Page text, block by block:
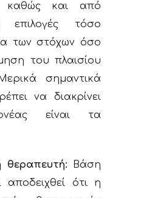
καθώς και από
επιλογές τόσο
των στόχων όσο
του πλαισίου
σημαντικά
να διακρίνει
είναι τα
θεραπευτή: Βάση
αποδειχθεί ότι η